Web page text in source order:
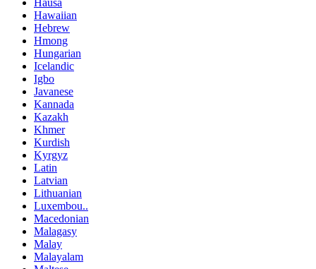
Hausa
Hawaiian
Hebrew
Hmong
Hungarian
Icelandic
Igbo
Javanese
Kannada
Kazakh
Khmer
Kurdish
Kyrgyz
Latin
Latvian
Lithuanian
Luxembou..
Macedonian
Malagasy
Malay
Malayalam